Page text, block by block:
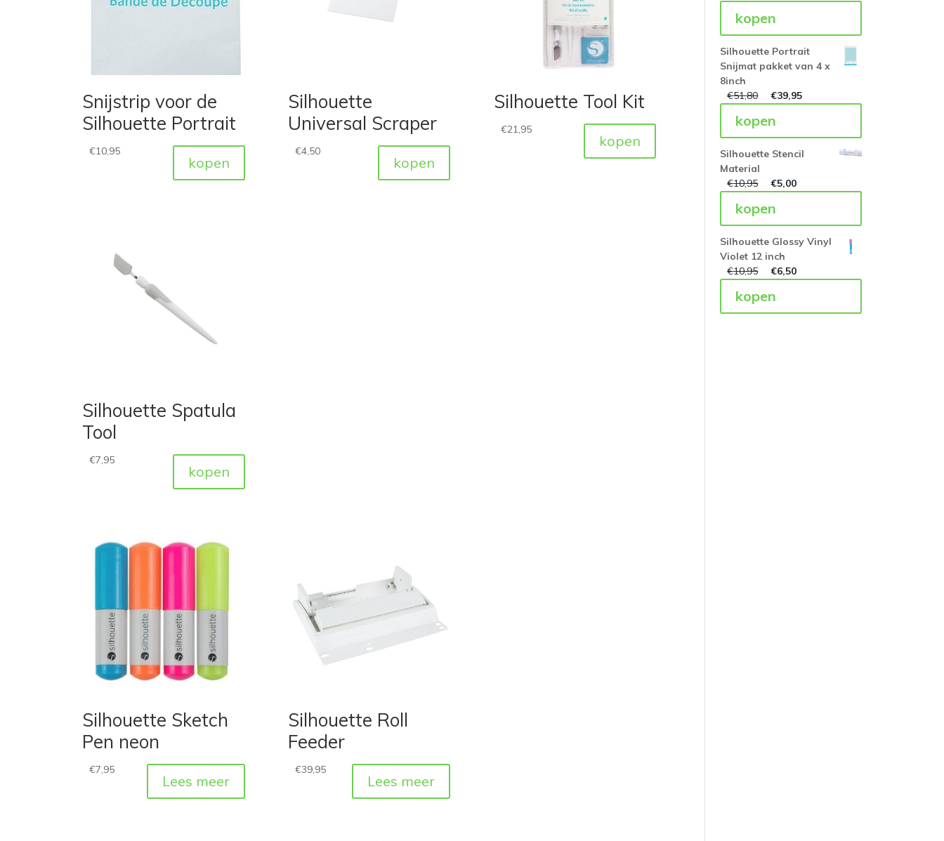
Snijstrip voor de
Silhouette Portrait
€10,95
kopen
Silhouette
Universal Scraper
€4,50
kopen
Silhouette Tool Kit
€21,95
kopen
Silhouette Spatula
Tool
€7,95
kopen
Silhouette Sketch
Pen neon
€7,95
Lees meer
Silhouette Roll
Feeder
€39,95
Lees meer
kopen
Silhouette Portrait
Snijmat pakket van 4 x
8inch
€51,80 €39,95
kopen
Silhouette Stencil
Material
€10,95 €5,00
kopen
Silhouette Glossy Vinyl
Violet 12 inch
€10,95 €6,50
kopen